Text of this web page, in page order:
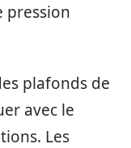
pression
plafonds de
avec le
Les